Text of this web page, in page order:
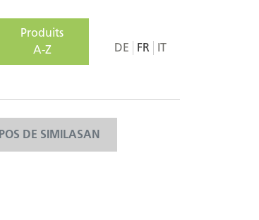
Produits
A-Z
DE FR IT
DE SIMILASAN